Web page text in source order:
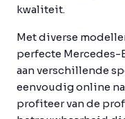
kwaliteit.
Met diverse
perfecte
aan verschillende
eenvoudig online
profiteer van de